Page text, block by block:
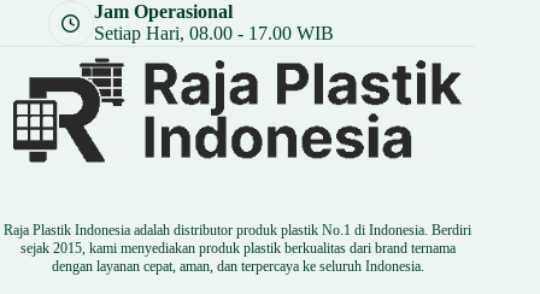
Jam Operasional
Setiap Hari, 08.00 - 17.00 WIB
Raja Plastik Indonesia adalah distributor produk plastik No.1 di Indonesia. Berdiri
sejak 2015, kami menyediakan produk plastik berkualitas dari brand ternama
dengan layanan cepat, aman, dan terpercaya ke seluruh Indonesia.